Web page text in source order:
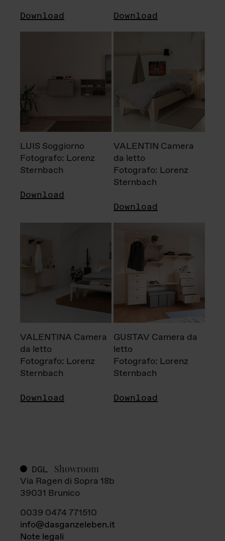
Download Download
LUIS Soggiorno
Fotografo: Lorenz
Sternbach
Download
VALENTIN Camera
da letto
Fotografo: Lorenz
Sternbach
Download
VALENTINA Camera
da letto
Fotografo: Lorenz
Sternbach
Download
GUSTAV Camera da
letto
Fotografo: Lorenz
Sternbach
Download
DGL Showroom
Via Ragen di Sopra 18b
39031 Brunico
0039 0474 771510
info@dasganzeleben.it
Note legali